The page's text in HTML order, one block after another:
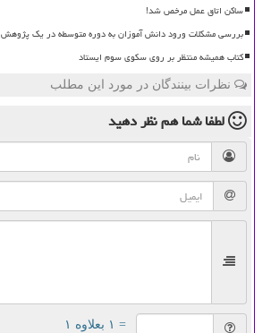
ساکن اتاق عمل مرخص شد!
بررسی مشکلات ورود دانش آموزان به دوره متوسطه در یک پژوهش
کتاب همیشه منتظر بر روی سکوی سوم ایستاد
نظرات بینندگان در مورد این مطلب
لطفا شما همنظر دهید
= ۱ بعلاوه ۱